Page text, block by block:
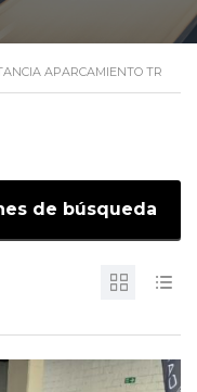
APARCAMIENTO TR
de búsqueda